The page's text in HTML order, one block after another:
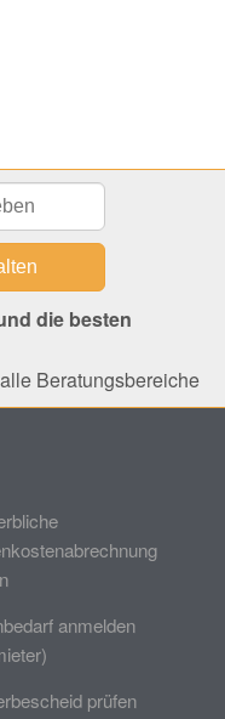
die besten
Beratungsbereiche
anmelden
prüfen